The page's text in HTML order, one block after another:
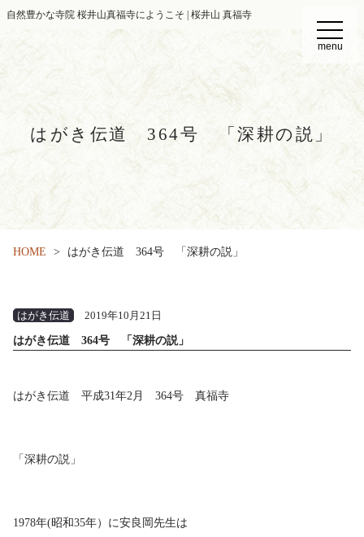
自然豊かな寺院 桜井山真福寺にようこそ | 桜井山 真福寺
t
o
g
menu
はがき伝道 364号 「深耕の説」
HOME はがき伝道 364号 「深耕の説」
はがき伝道 2019年10月21日
はがき伝道 364号 「深耕の説」
はがき伝道 平成31年2月 364号 真福寺
「深耕の説」
1978年(昭和35年）に安良岡先生は